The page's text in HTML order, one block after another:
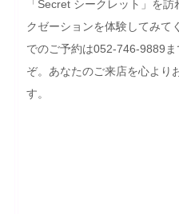
「Secret シークレット」を
クゼーションを体験してみて
でのご予約は052-746-9889ま
ぞ。あなたのご来店を心より
す。